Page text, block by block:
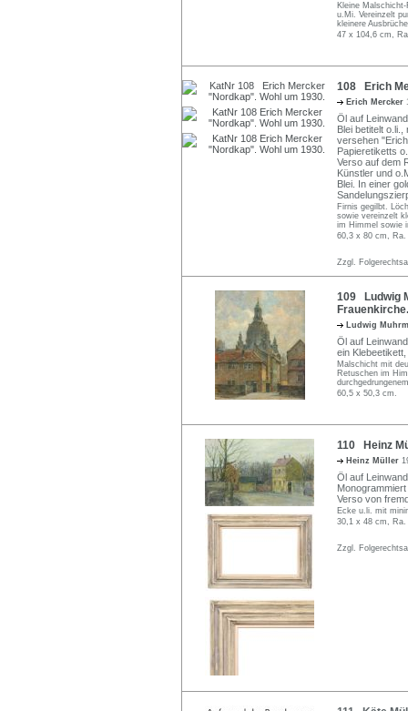
Kleine
u.Mi. Vereinzelt
kleinere
47 x 104,6 cm,
108 Erich
Erich Mercker
Öl auf
Blei betitelt
versehen
Papieretiketts
Verso auf dem
Künstler und
Blei. In einer
Firnis gegilbt.
sowie vereinzelt
im Himmel sowie
60,3 x 80 cm,
Zzgl.
109 Ludwig
Ludwig
Öl auf
ein
Malschicht mit
Retuschen im
60,5 x 50,3 cm.
110 Heinz
Heinz Müller
Öl auf
Verso von
Ecke u.li. mit
30,1 x 48 cm,
Zzgl.